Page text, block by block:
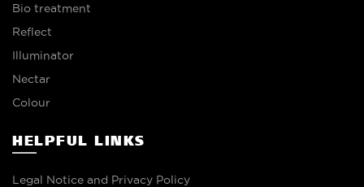
Bio treatment
Reflect
Illuminator
Nectar
Colour
HELPFUL LINKS
Legal Notice and Privacy Policy